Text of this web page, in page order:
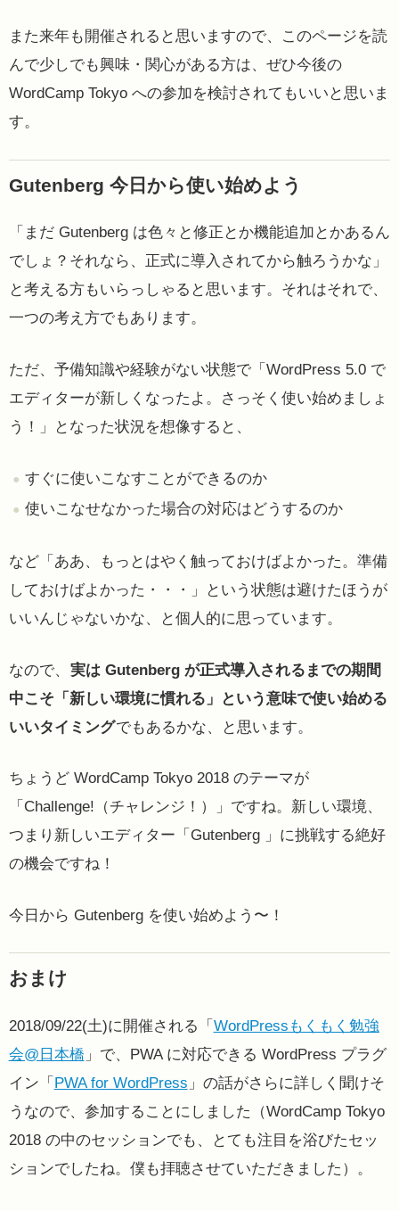
また来年も開催されると思いますので、このページを読
んで少しでも興味・関心がある方は、ぜひ今後の
WordCamp Tokyo への参加を検討されてもいいと思いま
す。
Gutenberg 今日から使い始めよう
「まだ Gutenberg は色々と修正とか機能追加とかあるん
でしょ？それなら、正式に導入されてから触ろうかな」
と考える方もいらっしゃると思います。それはそれで、
一つの考え方でもあります。
ただ、予備知識や経験がない状態で「WordPress 5.0 で
エディターが新しくなったよ。さっそく使い始めましょ
う！」となった状況を想像すると、
すぐに使いこなすことができるのか
使いこなせなかった場合の対応はどうするのか
など「ああ、もっとはやく触っておけばよかった。準備
しておけばよかった・・・」という状態は避けたほうが
いいんじゃないかな、と個人的に思っています。
なので、 実は Gutenberg が正式導入されるまでの期間
中こそ「新しい環境に慣れる」という意味で使い始める
いいタイミングでもあるかな、と思います。
ちょうど WordCamp Tokyo 2018 のテーマが
「Challenge!（チャレンジ！）」ですね。新しい環境、
つまり新しいエディター「Gutenberg 」に挑戦する絶好
の機会ですね！
今日から Gutenberg を使い始めよう〜！
おまけ
2018/09/22(土)に開催される「 WordPressもくもく勉強
会@日本橋 」で、PWA に対応できる WordPress プラグ
イン「 PWA for WordPress 」の話がさらに詳しく聞けそ
うなので、参加することにしました（WordCamp Tokyo
2018 の中のセッションでも、とても注目を浴びたセッ
ションでしたね。僕も拝聴させていただきました）。